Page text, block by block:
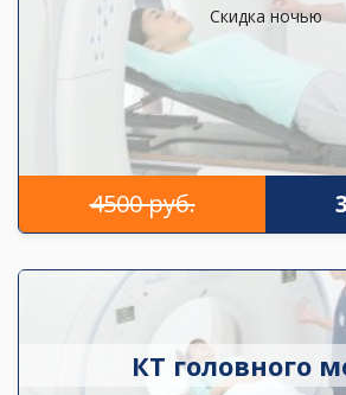
Скидка ночью
4500 руб.
КТ головного